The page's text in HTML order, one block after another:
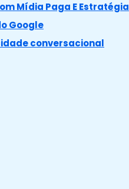
Mídia Paga E Estratégia
Google
conversacional